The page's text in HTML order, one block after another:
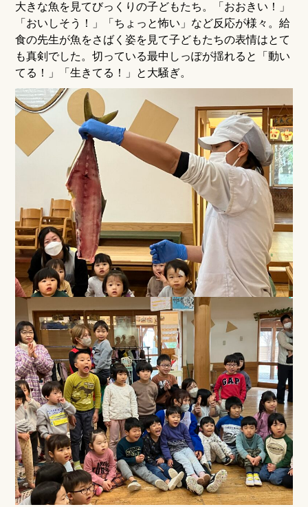
大きな魚を見てびっくりの子どもたち。「おおきい！」
「おいしそう！」「ちょっと怖い」など反応が様々。給
食の先生が魚をさばく姿を見て子どもたちの表情はとて
も真剣でした。切っている最中しっぽが揺れると「動い
てる！」「生きてる！」と大騒ぎ。